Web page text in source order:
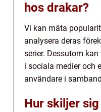
hos drakar?
Vi kan mäta
analysera deras
serier. Dessutom
i sociala medier och
användare i
Hur skiljer